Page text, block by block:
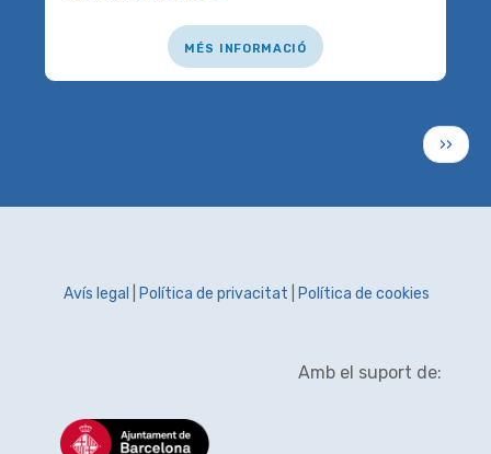
més informació
››
Avís legal Política de privacitat Política de cookies
Amb el suport de: